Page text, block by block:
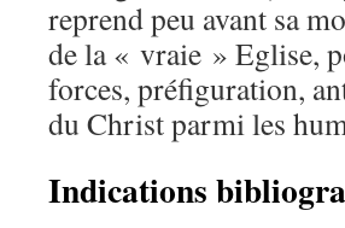
reprend peu avant sa
de la « vraie » Eglise,
forces, préfiguration,
du Christ parmi les
Indications